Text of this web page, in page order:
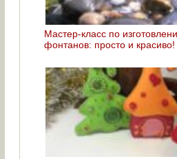
Мастер-класс по
фонтанов: просто и красиво!